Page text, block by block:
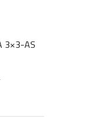
3×3-AS